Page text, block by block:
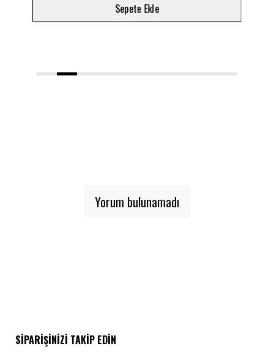
Sepete Ekle
1 2 3 4 5 6 7 8 9 10
Yorum bulunamadı
SIPARIŞINIZI TAKIP EDIN